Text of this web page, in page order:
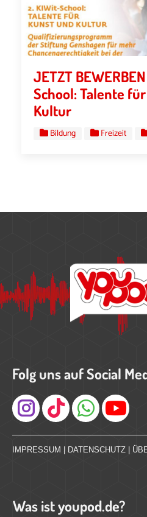
JETZT
School: Talente
Kultur
Bildung Freizeit
Folg uns auf Social
Instagram
IMPRESSUM DATENSCHUTZ
Was ist youpod.de?